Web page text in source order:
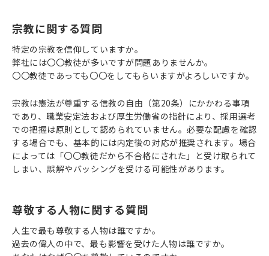
宗教に関する質問
特定の宗教を信仰していますか。
弊社には〇〇教徒が多いですが問題ありませんか。
〇〇教徒であっても〇〇をしてもらいますがよろしいですか。
宗教は憲法が尊重する信教の自由（第20条）にかかわる事項
であり、職業安定法および厚生労働省の指針により、採用選考
での把握は原則として認められていません。必要な配慮を確認
する場合でも、基本的には内定後の対応が推奨されます。場合
によっては「〇〇教徒だから不合格にされた」と受け取られて
しまい、誤解やバッシングを受ける可能性があります。
尊敬する人物に関する質問
人生で最も尊敬する人物は誰ですか。
過去の偉人の中で、最も影響を受けた人物は誰ですか。